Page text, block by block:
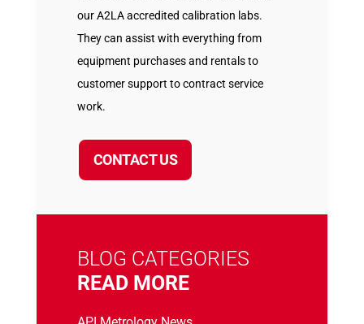
our A2LA accredited calibration labs.
They can assist with everything from
equipment purchases and rentals to
customer support to contract service
work.
CONTACT US
BLOG CATEGORIES
READ MORE